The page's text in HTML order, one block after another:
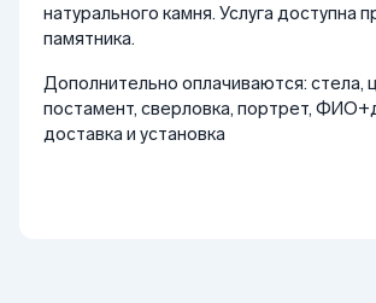
натурального камня. Услуга доступна
памятника.
Дополнительно оплачиваются: стела,
постамент, сверловка, портрет,
доставка и установка